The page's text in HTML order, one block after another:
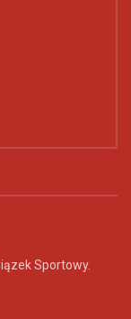
Sportowy.